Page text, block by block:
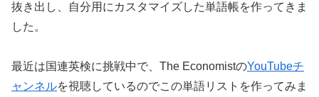
抜き出し、自分用にカスタマイズした単語帳を作ってきま
した。
最近は国連英検に挑戦中で、The EconomistのYouTubeチ
ャンネルを視聴しているのでこの単語リストを作ってみま